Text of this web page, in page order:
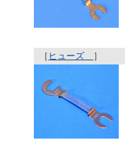
［ ヒューズ
］